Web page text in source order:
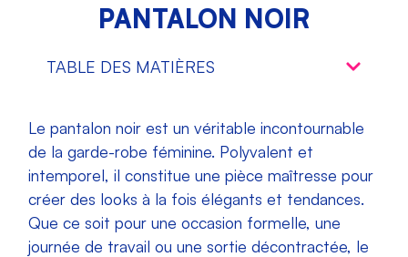
PANTALON NOIR
TABLE DES MATIÈRES
Le pantalon noir est un véritable incontournable
de la garde-robe féminine. Polyvalent et
intemporel, il constitue une pièce maîtresse pour
créer des looks à la fois élégants et tendances.
Que ce soit pour une occasion formelle, une
journée de travail ou une sortie décontractée, le